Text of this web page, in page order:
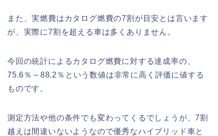
また、実燃費はカタログ燃費の7割が目安とは言います
が、実際に7割を超える車は多くありません。
今回の統計によるカタログ燃費に対する達成率の、
75.6％～88.2％という数値は非常に高く評価に値する
ものです。
測定方法や他の条件でも変わってくるでしょうが、7割
越えは間違いないようなので優秀なハイブリッド車と